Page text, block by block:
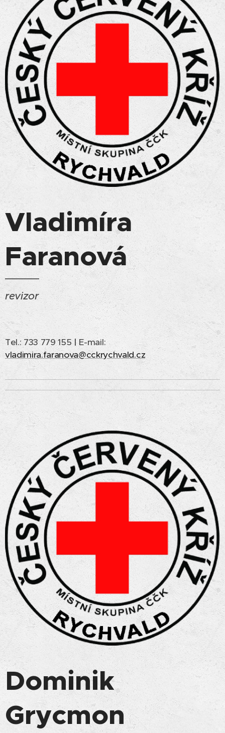
Vladimíra
Faranová
revizor
Tel.: 733 779 155| E-mail:
vladimira.faranova@cckrychvald.cz
Dominik
Grycmon